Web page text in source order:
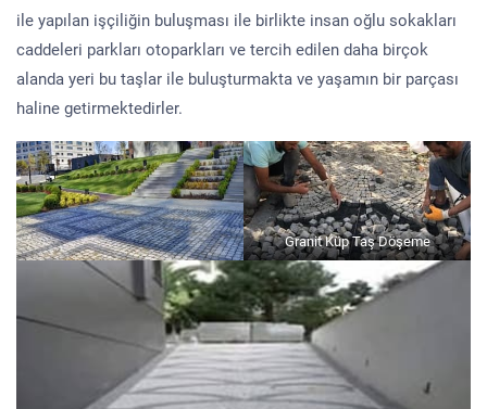
ile yapılan işçiliğin buluşması ile birlikte insan oğlu sokakları
caddeleri parkları otoparkları ve tercih edilen daha birçok
alanda yeri bu taşlar ile buluşturmakta ve yaşamın bir parçası
haline getirmektedirler.
Granit Küp Taş Döşeme